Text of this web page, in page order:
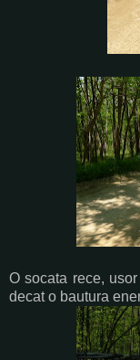
O socata rece,
decat o bautura